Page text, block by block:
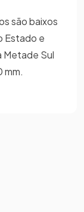
são baixos
Estado e
Metade Sul
mm.